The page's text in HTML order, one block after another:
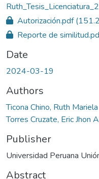
Autorización.pdf
Reporte de
Date
2024-03-19
Authors
Ticona Chino, Ruth Mariela
Torres Cruzate, Eric Jhon
Publisher
Universidad Peruana
Abstract